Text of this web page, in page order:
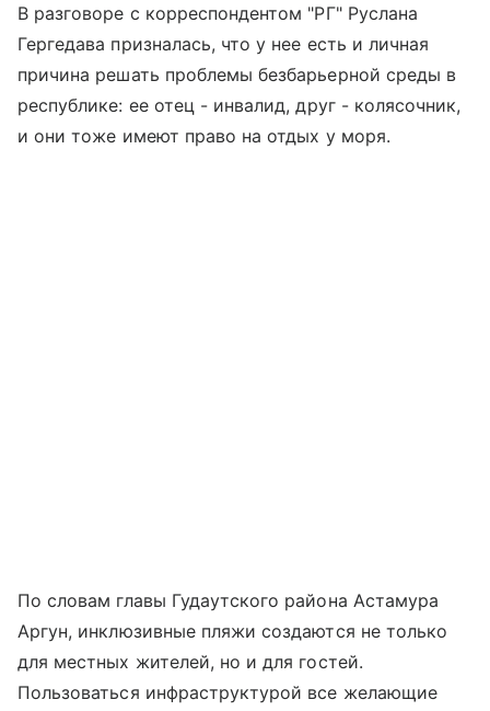
В разговоре с корреспондентом "РГ" Руслана
Гергедава призналась, что у нее есть и личная
причина решать проблемы безбарьерной среды в
республике: ее отец - инвалид, друг - колясочник,
и они тоже имеют право на отдых у моря.
По словам главы Гудаутского района Астамура
Аргун, инклюзивные пляжи создаются не только
для местных жителей, но и для гостей.
Пользоваться инфраструктурой все желающие